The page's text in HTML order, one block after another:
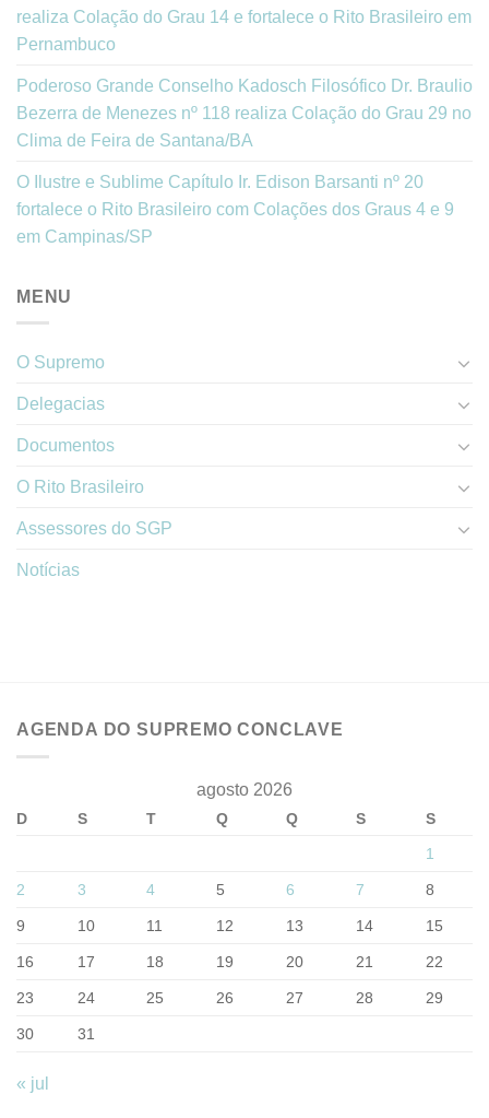
realiza Colação do Grau 14 e fortalece o Rito Brasileiro em
Pernambuco
Poderoso Grande Conselho Kadosch Filosófico Dr. Braulio
Bezerra de Menezes nº 118 realiza Colação do Grau 29 no
Clima de Feira de Santana/BA
O Ilustre e Sublime Capítulo Ir. Edison Barsanti nº 20
fortalece o Rito Brasileiro com Colações dos Graus 4 e 9
em Campinas/SP
MENU
O Supremo
Delegacias
Documentos
O Rito Brasileiro
Assessores do SGP
Notícias
AGENDA DO SUPREMO CONCLAVE
agosto 2026
D S T Q Q S
S
1
2 3 4 5 6 7 8
9 10 11 12 13 14 15
16 17 18 19 20 21 22
23 24 25 26 27 28 29
30 31
« jul